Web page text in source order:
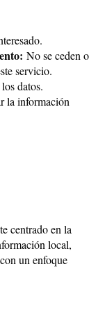
No se ceden o
servicio.
datos.
la información
centrado en la
local,
un enfoque